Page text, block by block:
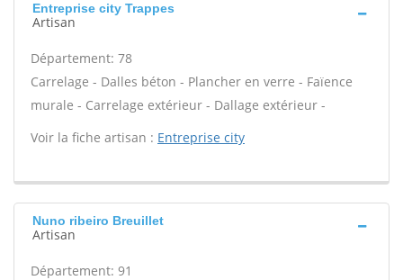
Entreprise city Trappes
Artisan
Département: 78
Carrelage - Dalles béton - Plancher en verre - Faïence
murale - Carrelage extérieur - Dallage extérieur -
Voir la fiche artisan : Entreprise city
Nuno ribeiro Breuillet
Artisan
Département: 91